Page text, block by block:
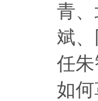
青
斌
任
如